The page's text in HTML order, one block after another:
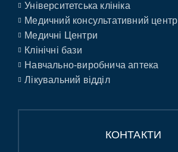
Університетська клініка
Медичний консультативний центр
Медичні Центри
Клінічні бази
Навчально-виробнича аптека
Лікувальний відділ
КОНТАКТИ